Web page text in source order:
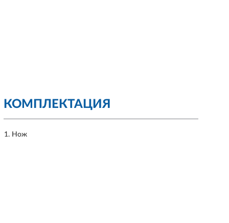
КОМПЛЕКТАЦИЯ
Нож